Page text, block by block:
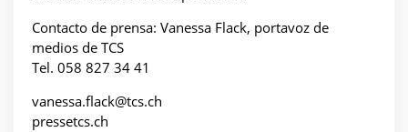
Contacto de prensa: Vanessa Flack, portavoz de
medios de TCS
Tel. 058 827 34 41
vanessa.flack@tcs.ch
pressetcs.ch